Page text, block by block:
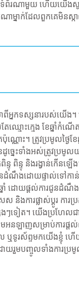
ា​មួយ ​ហើយ​យើង​សូមលើ
ា​ម្នាក់​ដែល​ពួក​គេ​មិន​ស្ក
អ្នកទស្សនារបស់យើង។
មោះក្មេង ខែឆ្នាំកំណើ
ណោះ។ ត្រូវប្រមូលថ្ងៃខែឆ្
ច្នេះទាំងអស់ត្រូវប្រមូល
ពិន្ទុ និងរង្វាន់កើនឡើង
ដំណឹងដោយផ្ទាល់ទៅកា
ាំ ដោយផ្តល់ការជូនដំណឹ
និងការផ្លាស់ប្តូរ ការប្
ៗទៀត។ យើងប្រហែលជ
អនឡាញសម្រាប់ការផ្ត
ឬទូរស័ព្ទមកយើងខ្ញុំ ហើ
យរួមបញ្ចូលទាំងការប្រ